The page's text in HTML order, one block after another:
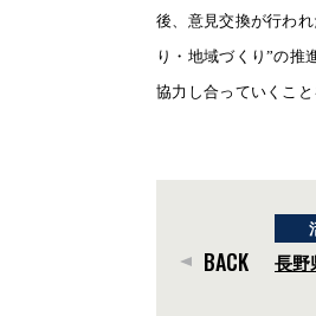
後、意見交換が行わ
り・地域づくり”の推
協力し合っていくこと
BACK 長野